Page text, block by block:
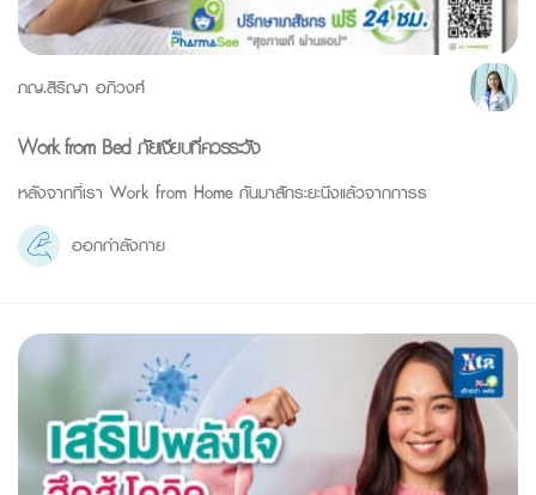
ภญ.สิริญา อภิวงศ์
Work from Bed ภัยเงียบที่ควรระวัง
หลังจากที่เรา Work from Home กันมาสักระยะนึงแล้วจากการร
ออกกำลังกาย